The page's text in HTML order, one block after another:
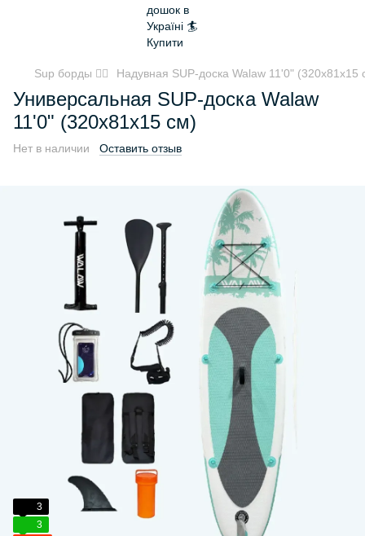
Sup борды 🏄‍♂️ Надувная SUP-доска Walaw 11'0" (320x81x15
Универсальная SUP-доска Walaw
11'0" (320x81x15 см)
Нет в наличии Оставить отзыв
3
3